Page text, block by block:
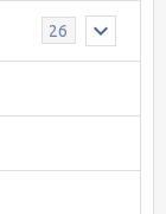
26